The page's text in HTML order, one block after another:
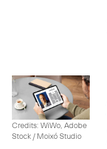
Credits: WiWo, Adobe
Stock / Moixó Studio